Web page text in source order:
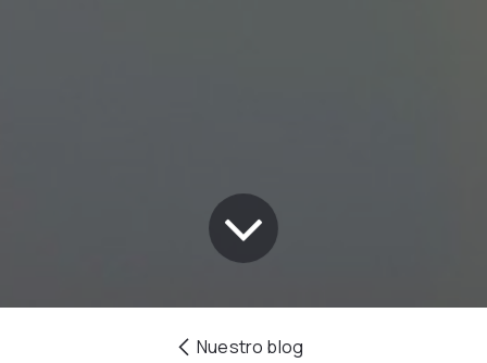
Nuestro blog